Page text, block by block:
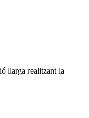
llarga realitzant la